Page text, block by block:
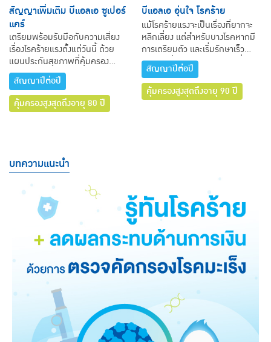
สัญญาเพิ่มเติม บีแอลเอ ซูเปอร์
แคร์
เตรียมพร้อมรับมือกับความเสี่ยง
เรื่องโรคร้ายแรงตั้งแต่วันนี้ ด้วย
แผนประกันสุขภาพที่คุ้มครอง
มากกว่าถึง 6 กลุ่มโรคร้ายแรง รวม
ทั้งหมด 47 โรค
สัญญาปีต่อปี
คุ้มครองสูงสุดถึงอายุ 80 ปี
บีแอลเอ อุ่นใจ โรคร้าย
แม้โรคร้ายแรงจะเป็นเรื่องที่ยากจะ
หลีกเลี่ยง แต่สำหรับบางโรคหากมี
การเตรียมตัว และเริ่มรักษาเร็ว
เท่าไร ก็ยิ่งมีโอกาสหายมาก เริ่ม
วางแผนรองรับความเสี่ยง ตั้งแต่วัน
นี้ ด้วยโครงการ บีแอลเอ อุ่นใจ โรค
ร้าย ให้คุณอุ่นใจ…หมดกังวล เรื่อง
สัญญาปีต่อปี
คุ้มครองสูงสุดถึงอายุ 90 ปี
บทความแนะนำ